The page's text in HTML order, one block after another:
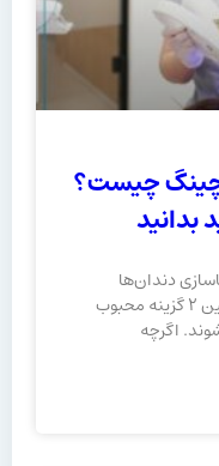
چیست؟
بدانید
دندان‌ها
صحبت به میان می‌آید، بیشتر افراد بین ۲ گزینه محبوب
اگرچه